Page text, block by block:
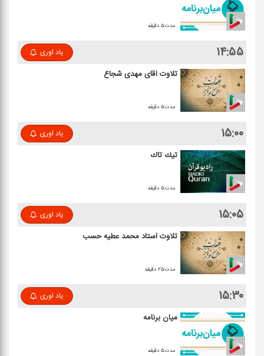
مدت:۵ دقیقه
۱۴:۵۵ یاد اوری
تلاوت آقای مهدی شجاع
مدت:۵ دقیقه
۱۵:۰۰ یاد اوری
تیك تاك
مدت:۵ دقیقه
۱۵:۰۵ یاد اوری
تلاوت استاد محمد عطیه حسب
مدت:۲۵ دقیقه
۱۵:۳۰ یاد اوری
میان برنامه
مدت:۵ دقیقه